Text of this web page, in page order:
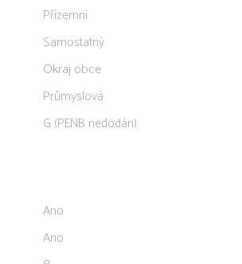
Přízemní
Samostatný
Okraj obce
Průmyslová
G (PENB nedodán)
Ano
Ano